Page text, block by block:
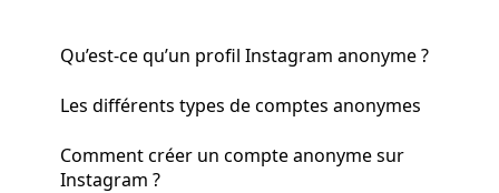
Qu’est-ce qu’un profil Instagram anonyme ?
Les différents types de comptes anonymes
Comment créer un compte anonyme sur
Instagram ?